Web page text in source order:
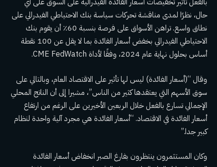
حال، نظرًا لمدى مناقشة تحركات سياسة بنك الاحتياطي الفيدرالي على
نطاق واسع. تراهن الأسواق على فرصة بنسبة 60٪ أن يقوم بنك
الاحتياطي الفيدرالي بخفض أسعار الفائدة بما لا يقل عن 100 نقطة
أساس بحلول نهاية عام 2024، وفقًا لأداة CME FedWatch.
وقال “(أسعار الفائدة) ليس لها تأثير على الاقتصاد العام، وبالتالي على
سوق الأسهم التي يعتقدها كثير من الناس”، مشيرا إلى أن الناتج المحلي
الإجمالي تسارع بالفعل خلال الربعين الأخيرين على الرغم من ارتفاع
أسعار الفائدة في الاقتصاد. “أسعار الفائدة هي مجرد آلية واحدة لنظام
كبير جدا.”
وكان المستثمرون ينتظرون بفارغ الصبر انخفاض أسعار الفائدة